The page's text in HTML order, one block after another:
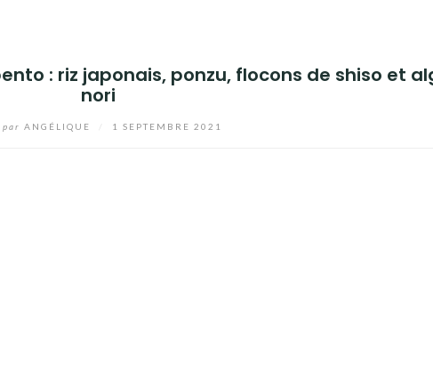
: riz japonais, ponzu, flocons de shiso et
nori
par ANGÉLIQUE 1 SEPTEMBRE 2021